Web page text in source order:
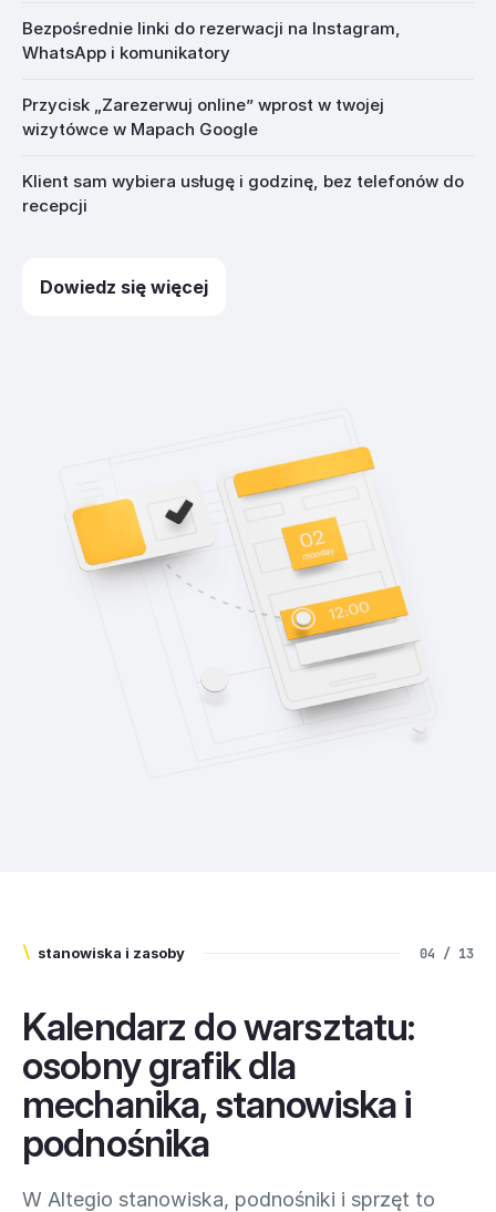
Bezpośrednie linki do rezerwacji na Instagram,
WhatsApp i komunikatory
Przycisk „Zarezerwuj online” wprost w twojej
wizytówce w Mapach Google
Klient sam wybiera usługę i godzinę, bez telefonów do
recepcji
Dowiedz się więcej
\ stanowiska i zasoby 04 / 13
Kalendarz do warsztatu:
osobny grafik dla
mechanika, stanowiska i
podnośnika
W Altegio stanowiska, podnośniki i sprzęt to